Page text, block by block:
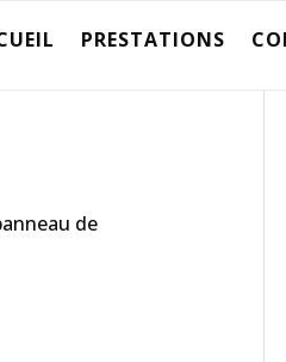
PRESTATIONS
de